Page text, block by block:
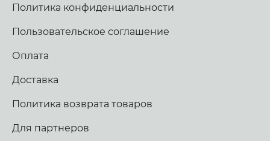
Политика конфиденциальности
Пользовательское соглашение
Оплата
Доставка
Политика возврата товаров
Для партнеров